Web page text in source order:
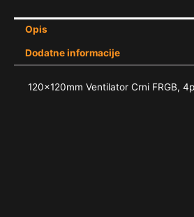
Opis
Dodatne informacije
120x120mm Ventilator Crni FRGB,